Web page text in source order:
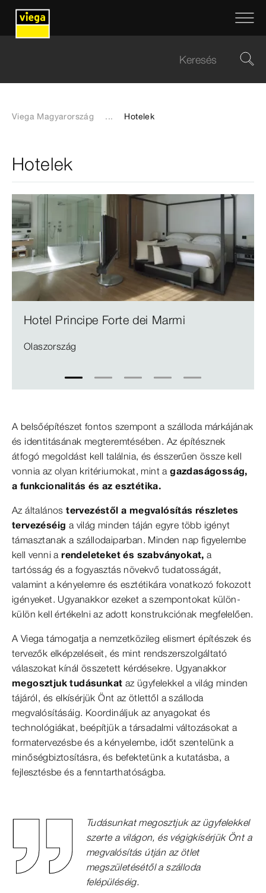
Viega Magyarország ... Hotelek
Hotelek
Hotel Principe Forte dei Marmi
Olaszország
1 2 3 4 5
A belsőépítészet fontos szempont a szálloda márkájának
és identitásának megteremtésében. Az építésznek
átfogó megoldást kell találnia, és ésszerűen össze kell
vonnia az olyan kritériumokat, mint a gazdaságosság,
a funkcionalitás és az esztétika.
Az általános tervezéstől a megvalósítás részletes
tervezéséig a világ minden táján egyre több igényt
támasztanak a szállodaiparban. Minden nap figyelembe
kell venni a rendeleteket és szabványokat,a
tartósság és a fogyasztás növekvő tudatosságát,
valamint a kényelemre és esztétikára vonatkozó fokozott
igényeket. Ugyanakkor ezeket a szempontokat külön-
külön kell értékelni az adott konstrukciónak megfelelően.
A Viega támogatja a nemzetközileg elismert építészek és
tervezők elképzeléseit, és mint rendszerszolgáltató
válaszokat kínál összetett kérdésekre. Ugyanakkor
megosztjuk tudásunkat az ügyfelekkel a világ minden
tájáról, és elkísérjük Önt az ötlettől a szálloda
megvalósításáig. Koordináljuk az anyagokat és
technológiákat, beépítjük a társadalmi változásokat a
formatervezésbe és a kényelembe, időt szentelünk a
minőségbiztosításra, és befektetünk a kutatásba, a
fejlesztésbe és a fenntarthatóságba.
Tudásunkat megosztjuk az ügyfelekkel
szerte a világon, és végigkísérjük Önt a
megvalósítás útján az ötlet
megszületésétől a szálloda
felépüléséig.